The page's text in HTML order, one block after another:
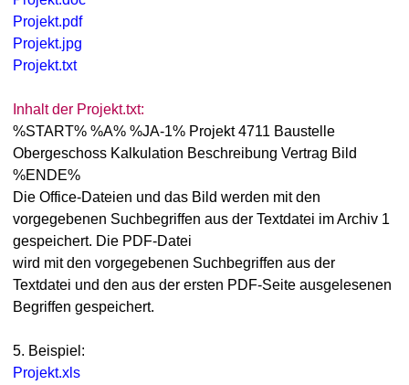
Projekt.pdf
Projekt.jpg
Projekt.txt
Inhalt der Projekt.txt:
%START% %A% %JA-1% Projekt 4711 Baustelle
Obergeschoss Kalkulation Beschreibung Vertrag Bild
%ENDE%
Die Office-Dateien und das Bild werden mit den
vorgegebenen Suchbegriffen aus der Textdatei im Archiv 1
gespeichert. Die PDF-Datei
wird mit den vorgegebenen Suchbegriffen aus der
Textdatei und den aus der ersten PDF-Seite ausgelesenen
Begriffen gespeichert.
5. Beispiel:
Projekt.xls